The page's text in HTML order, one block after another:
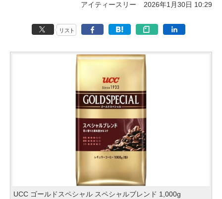
アイティースリー 2026年1月30日 10:29
リスト
UCC ゴールドスペシャル スペシャルブレンド 1,000g